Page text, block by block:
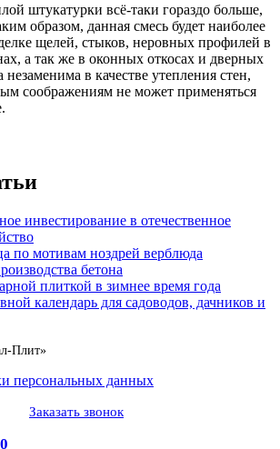
штукатурки всё-таки гораздо больше,
образом, данная смесь будет наиболее
щелей, стыков, неровных профилей в
а так же в оконных откосах и дверных
в качестве утепления стен,
соображениям не может применяться
инвестирование в отечественное
по мотивам ноздрей верблюда
бетона
плиткой в зимнее время года
календарь для садоводов, дачников и
Плит»
персональных данных
Заказать звонок